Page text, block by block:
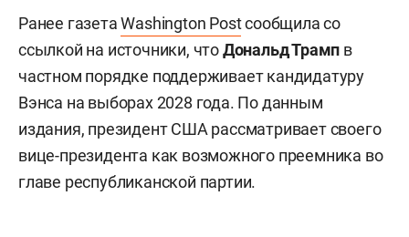
Ранее газетаWashington Postсообщила со
ссылкой на источники, чтоДональд Трамп в
частном порядке поддерживает кандидатуру
Вэнса на выборах 2028 года. По данным
издания, президент США рассматривает своего
вице-президента как возможного преемника во
главе республиканской партии.